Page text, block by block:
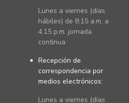
Lunes a viernes (días
hábiles) de 8:15 a.m. a
4:15 p.m. jornada
continua
Recepción de
correspondencia por
medios electrónicos:
Lunes a viernes (días